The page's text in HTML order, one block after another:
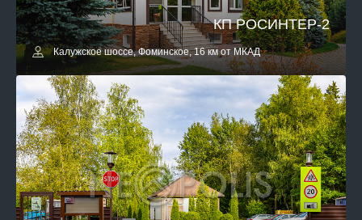
КП РОСИНТЕР-2
Калужское шоссе, Фоминское, 16 км от МКАД